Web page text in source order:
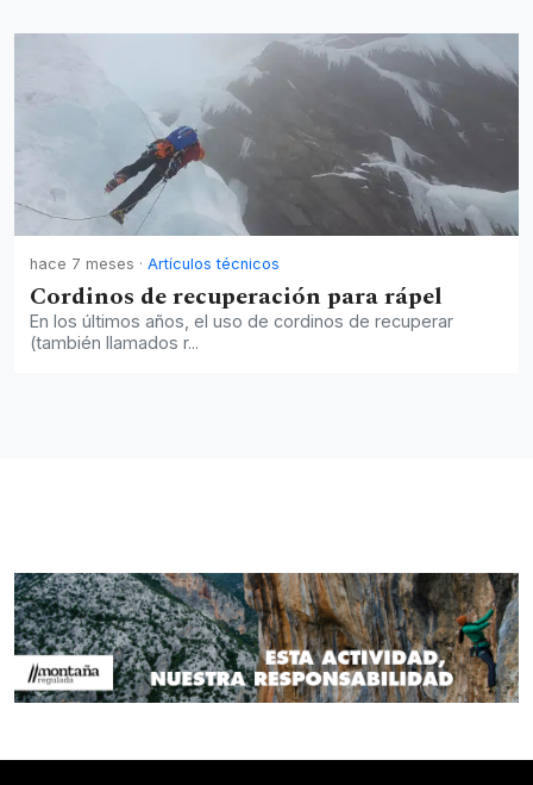
hace 7 meses · Artículos técnicos
Cordinos de recuperación para rápel
En los últimos años, el uso de cordinos de recuperar
(también llamados r...